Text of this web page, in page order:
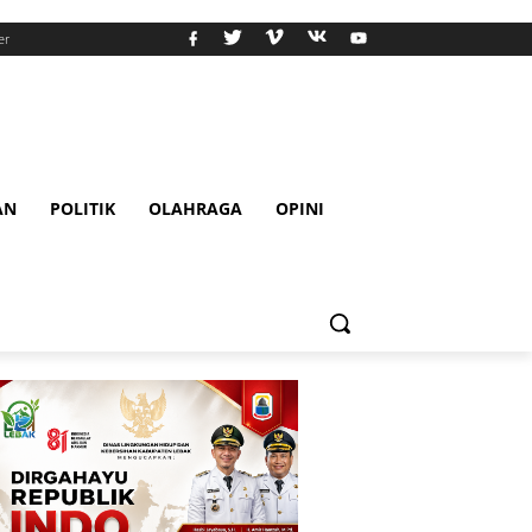
POLITIK OLAHRAGA OPINI